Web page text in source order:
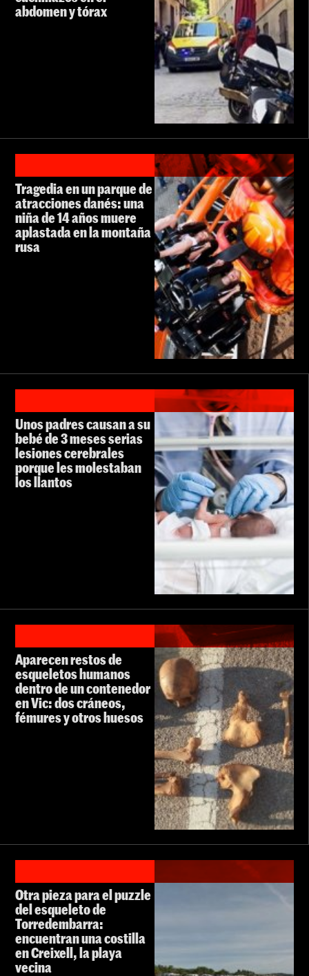
abdomen y tórax
Tragedia en un parque de
atracciones danés: una
niña de 14 años muere
aplastada en la montaña
rusa
Unos padres causan a su
bebé de 3 meses serias
lesiones cerebrales
porque les molestaban
los llantos
Aparecen restos de
esqueletos humanos
dentro de un contenedor
en Vic: dos cráneos,
fémures y otros huesos
Otra pieza para el puzzle
del esqueleto de
Torredembarra:
encuentran una costilla
en Creixell, la playa
vecina